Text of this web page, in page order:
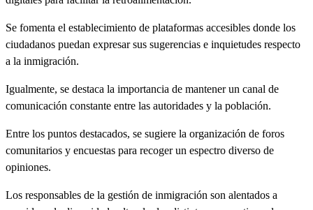
Se fomenta el establecimiento de plataformas accesibles donde los
ciudadanos puedan expresar sus sugerencias e inquietudes respecto
a la inmigración.
Igualmente, se destaca la importancia de mantener un canal de
comunicación constante entre las autoridades y la población.
Entre los puntos destacados, se sugiere la organización de foros
comunitarios y encuestas para recoger un espectro diverso de
opiniones.
Los responsables de la gestión de inmigración son alentados a